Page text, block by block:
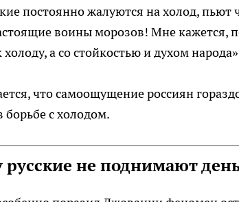
постоянно жалуются на холод, пьют
воины морозов! Мне кажется,
а со стойкостью и духом
что самоощущение россиян
борьбе с холодом.
не поднимают